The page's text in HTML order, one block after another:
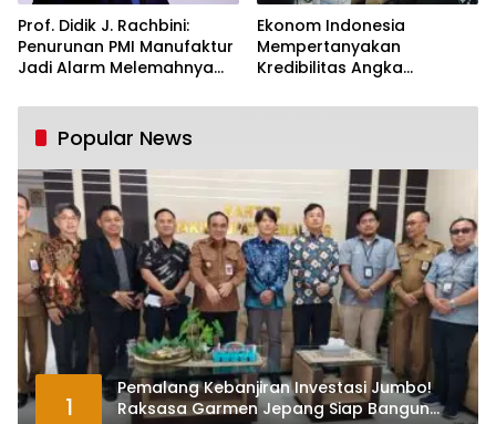
Prof. Didik J. Rachbini:
Penurunan PMI Manufaktur
Jadi Alarm Melemahnya
Ekonom Indonesia
Mempertanyakan
Kredibilitas Angka
Tumbuh Tapi Rapuh
Popular News
1
Pemalang Kebanjiran Investasi Jumbo!
Raksasa Garmen Jepang Siap Bangun